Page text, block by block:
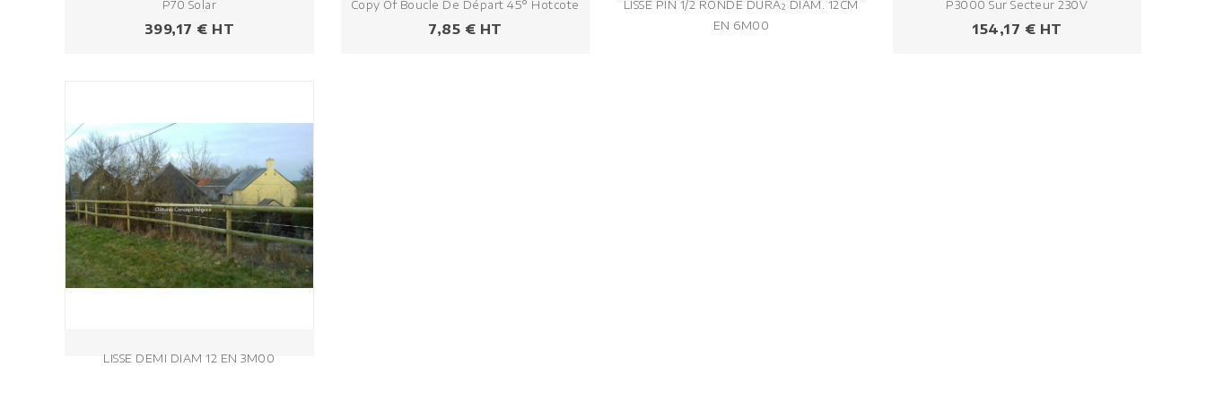
P70 Solar
Prezzo
399,17 € HT
Copy Of Boucle De Départ 45° Hotcote
Prezzo
7,85 € HT
LISSE PIN 1/2 RONDE DURA² DIAM. 12CM
EN 6M00
P3000 Sur Secteur 230V
Prezzo
154,17 € HT
LISSE DEMI DIAM 12 EN 3M00